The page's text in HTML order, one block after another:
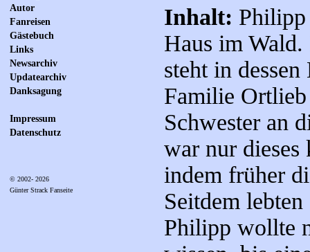
Autor
Fanreisen
Gästebuch
Links
Newsarchiv
Updatearchiv
Danksagung
Impressum
Datenschutz
© 2002- 2026
Günter Strack Fanseite
Inhalt:
Haus im Wald.
steht in
Familie
Schwester an
war nur dieses
indem früher
Seitdem
Philipp wollte